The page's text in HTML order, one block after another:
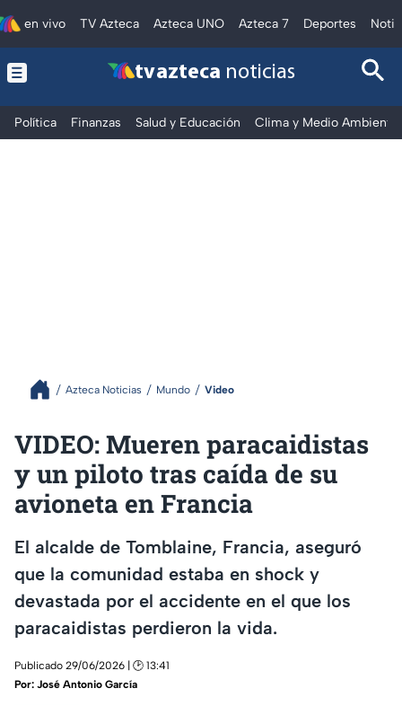
en vivo TV Azteca Azteca UNO Azteca 7 Deportes
tv azteca noticias
Política Finanzas Salud y Educación Clima y Medio Ambiente
Azteca Noticias Mundo Video
VIDEO: Mueren paracaidistas
y un piloto tras caída de su
avioneta en Francia
El alcalde de Tomblaine, Francia, aseguró
que la comunidad estaba en shock y
devastada por el accidente en el que los
paracaidistas perdieron la vida.
Publicado 29/06/2026 | 🕑 13:41
Por: José Antonio García